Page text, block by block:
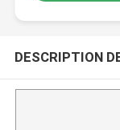
DESCRIPTION